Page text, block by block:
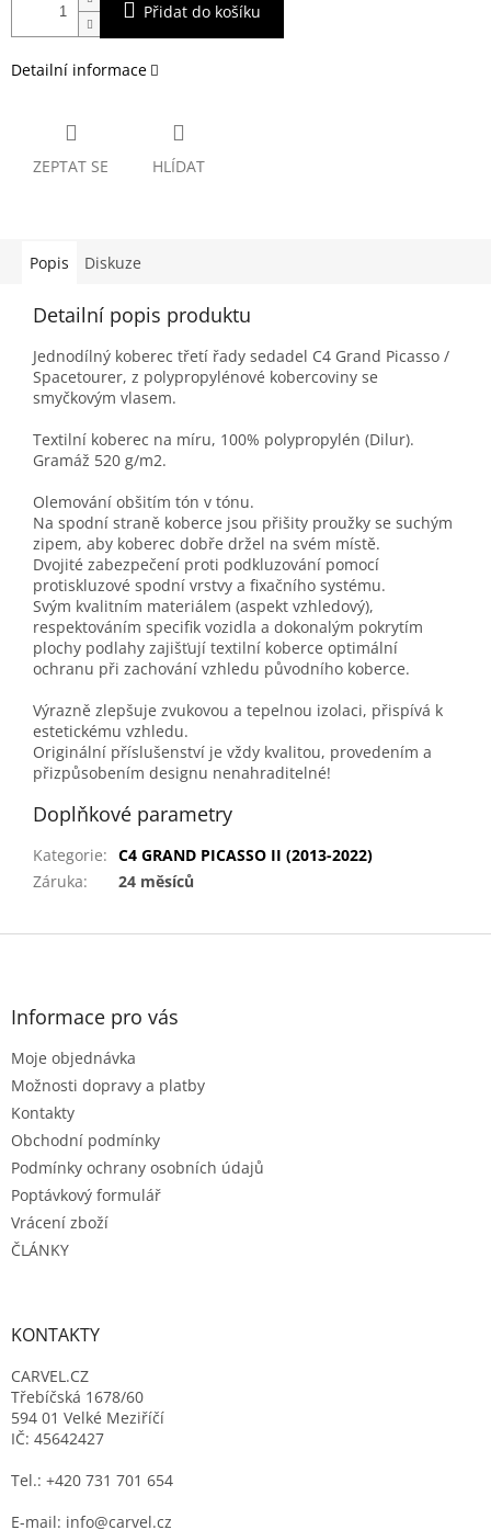
Přidat do košíku
Detailní informace
ZEPTAT SE HLÍDAT
Popis Diskuze
Detailní popis produktu
Jednodílný koberec třetí řady sedadel C4 Grand Picasso /
Spacetourer, z polypropylénové kobercoviny se
smyčkovým vlasem.
Textilní koberec na míru, 100% polypropylén (Dilur).
Gramáž 520 g/m2.
Olemování obšitím tón v tónu.
Na spodní straně koberce jsou přišity proužky se suchým
zipem, aby koberec dobře držel na svém místě.
Dvojité zabezpečení proti podkluzování pomocí
protiskluzové spodní vrstvy a fixačního systému.
Svým kvalitním materiálem (aspekt vzhledový),
respektováním specifik vozidla a dokonalým pokrytím
plochy podlahy zajišťují textilní koberce optimální
ochranu při zachování vzhledu původního koberce.
Výrazně zlepšuje zvukovou a tepelnou izolaci, přispívá k
estetickému vzhledu.
Originální příslušenství je vždy kvalitou, provedením a
přizpůsobením designu nenahraditelné!
Doplňkové parametry
Kategorie: C4 GRAND PICASSO II (2013-2022)
Záruka: 24 měsíců
Z
Informace pro vás
Moje objednávka
Možnosti dopravy a platby
Kontakty
Obchodní podmínky
Podmínky ochrany osobních údajů
Poptávkový formulář
Vrácení zboží
ČLÁNKY
KONTAKTY
CARVEL.CZ
Třebíčská 1678/60
594 01 Velké Meziříčí
IČ: 45642427
Tel.: +420 731 701 654
E-mail: info@carvel.cz